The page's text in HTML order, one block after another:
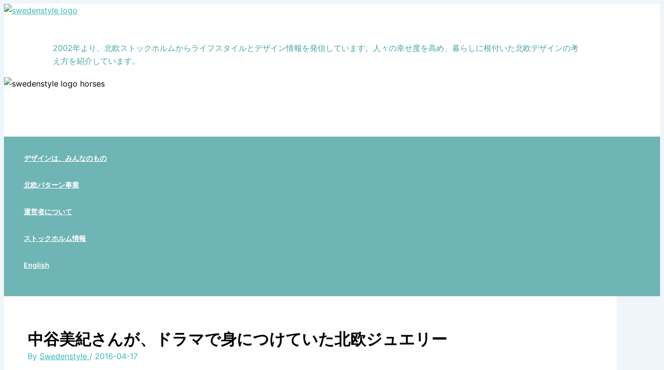
Skip
2002年より、北欧ストックホルムからライフスタイルとデザイン情報を発信しています。人々の幸せ度を高め、暮らしに根付いた北欧デザインの考
え方を紹介しています。
デザインは、みんなのもの
北欧パターン事業
運営者について
ストックホルム情報
English
中谷美紀さんが、ドラマで身につけていた北欧ジュエリー
By Swedenstyle / 2016-04-17